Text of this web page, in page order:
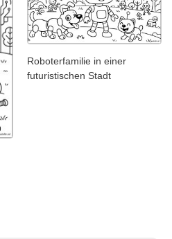
Roboterfamilie in einer
futuristischen Stadt